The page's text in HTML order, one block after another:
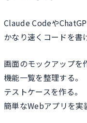
Claude Codeや
かなり速くコードを書
画面のモックアップを
機能一覧を整理する。
テストケースを作る。
簡単なWebアプリを実